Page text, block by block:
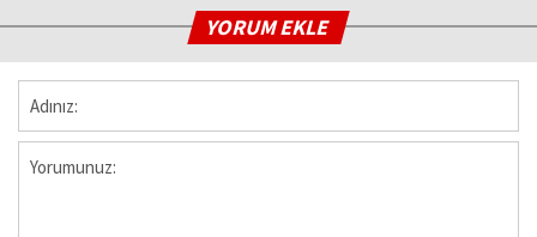
YORUM EKLE